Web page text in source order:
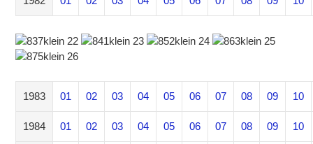
1983 01 02 03 04 05 06 07 08 09 10
1984 01 02 03 04 05 06 07 08 09 10